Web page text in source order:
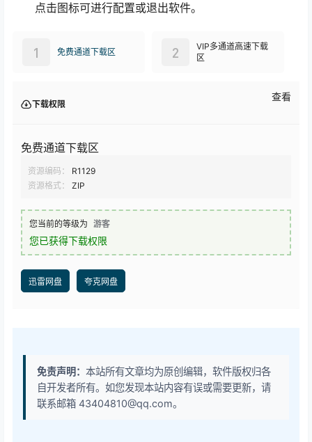
点击图标可进行配置或退出软件。
免费通道下载区
1
VIP多通道高速下载
区
2
下载权限
查看
免费通道下载区
资源编码：
R1129
资源格式：
ZIP
您当前的等级为 游客
您已获得下载权限
迅雷网盘 夸克网盘
免责声明： 本站所有文章均为原创编辑，软件版权归各
自开发者所有。如您发现本站内容有误或需要更新，请
联系邮箱 43404810@qq.com。